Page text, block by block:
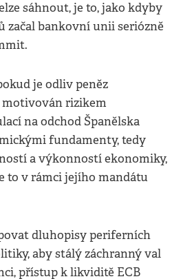
sáhnout, je to, jako kdyby
začal bankovní unii seriózně
je odliv peněz
motivován rizikem
na odchod Španělska
fundamenty, tedy
a výkonností ekonomiky,
to v rámci jejího mandátu
dluhopisy periferních
aby stálý záchranný val
přístup k likviditě ECB